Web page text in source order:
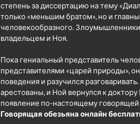
степень за диссертацию на тему
только «меньшим братом», но и
человекообразного.
владельцем и Ноя.
Пока гениальный представитель
представителями «царей природы»,
поведения и разучился
арестованы, и Ной вернулся к
появление по-настоящему
Говорящая обезьяна онлайн